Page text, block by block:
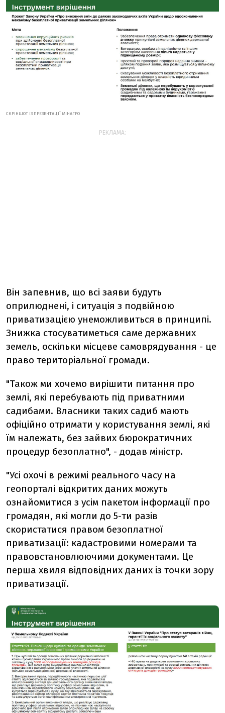
СКРІНШОТ ІЗ ПРЕЗЕНТАЦІЇ МІНАГРО
РЕКЛАМА:
Він запевнив, що всі заяви будуть
оприлюднені, і ситуація з подвійною
приватизацією унеможливиться в принципі.
Знижка стосуватиметься саме державних
земель, оскільки місцеве самоврядування - це
право територіальної громади.
"Також ми хочемо вирішити питання про
землі, які перебувають під приватними
садибами. Власники таких садиб мають
офіційно отримати у користування землі, які
їм належать, без зайвих бюрократичних
процедур безоплатно", - додав міністр.
"Усі охочі в режимі реального часу на
геопорталі відкритих даних можуть
ознайомитися з усім пакетом інформації про
громадян, які могли до 5-ти разів
скористатися правом безоплатної
приватизації: кадастровими номерами та
правовстановлюючими документами. Це
перша хвиля відповідних даних із точки зору
приватизації.